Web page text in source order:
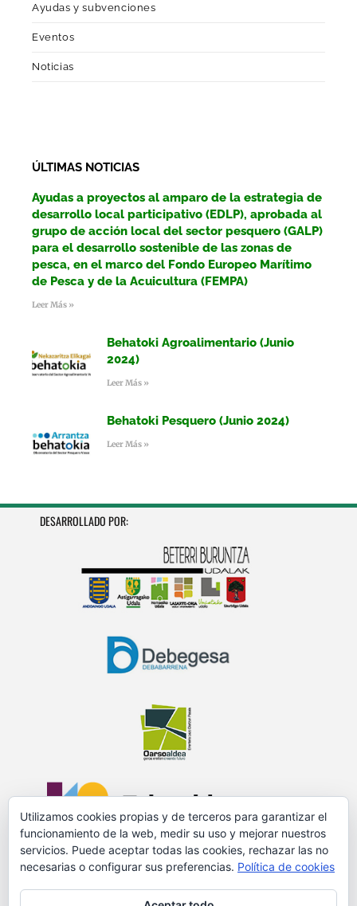
Ayudas y subvenciones
Eventos
Noticias
ÚLTIMAS NOTICIAS
Ayudas a proyectos al amparo de la estrategia de
desarrollo local participativo (EDLP), aprobada al
grupo de acción local del sector pesquero (GALP)
para el desarrollo sostenible de las zonas de
pesca, en el marco del Fondo Europeo Marítimo
de Pesca y de la Acuicultura (FEMPA)
Leer Más »
Behatoki Agroalimentario (Junio
2024)
Leer Más »
Behatoki Pesquero (Junio 2024)
Leer Más »
DESARROLLADO POR:
PROMOVIDO Y FINANCIADO POR:
Utilizamos cookies propias y de terceros para garantizar el
funcionamiento de la web, medir su uso y mejorar nuestros
servicios. Puede aceptar todas las cookies, rechazar las no
necesarias o configurar sus preferencias. Política de cookies